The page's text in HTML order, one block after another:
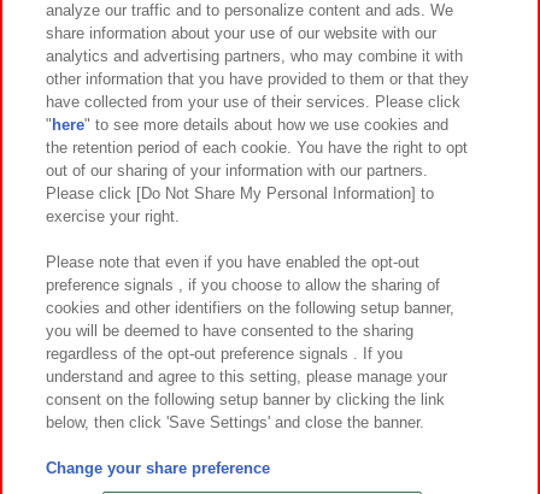
イベント・キャンペーン
関連会社 サステナビリティ サイトポリシー
プライバシーポリシー ウェブアクセシビリティ方針と検証結果
お取引先さまとともに
カスタマーハラスメント対応方針 よくあるご質問・お問い合わせ
©Bandai Namco Amusement Inc.
©Bandai Namco Amusement Lab Inc.
analyze our traffic and to personalize content and ads. We
share information about your use of our website with our
analytics and advertising partners, who may combine it with
other information that you have provided to them or that they
have collected from your use of their services. Please click
" here" to see more details about how we use cookies and
the retention period of each cookie. You have the right to opt
out of our sharing of your information with our partners.
Please click [Do Not Share My Personal Information] to
exercise your right.
Please note that even if you have enabled the opt-out
preference signals , if you choose to allow the sharing of
cookies and other identifiers on the following setup banner,
you will be deemed to have consented to the sharing
regardless of the opt-out preference signals . If you
understand and agree to this setting, please manage your
consent on the following setup banner by clicking the link
below, then click 'Save Settings' and close the banner.
Change your share preference